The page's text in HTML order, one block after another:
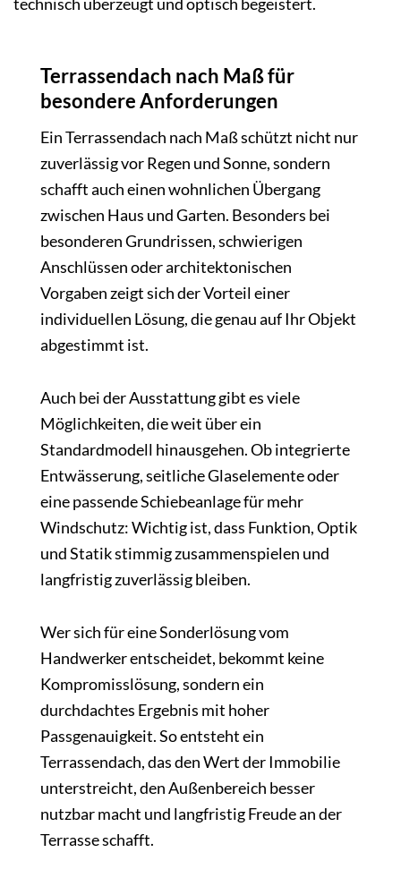
Terrassendach nach Maß für
besondere Anforderungen
Ein Terrassendach nach Maß schützt nicht nur
zuverlässig vor Regen und Sonne, sondern
schafft auch einen wohnlichen Übergang
zwischen Haus und Garten. Besonders bei
besonderen Grundrissen, schwierigen
Anschlüssen oder architektonischen
Vorgaben zeigt sich der Vorteil einer
individuellen Lösung, die genau auf Ihr Objekt
abgestimmt ist.
Auch bei der Ausstattung gibt es viele
Möglichkeiten, die weit über ein
Standardmodell hinausgehen. Ob integrierte
Entwässerung, seitliche Glaselemente oder
eine passende Schiebeanlage für mehr
Windschutz: Wichtig ist, dass Funktion, Optik
und Statik stimmig zusammenspielen und
langfristig zuverlässig bleiben.
Wer sich für eine Sonderlösung vom
Handwerker entscheidet, bekommt keine
Kompromisslösung, sondern ein
durchdachtes Ergebnis mit hoher
Passgenauigkeit. So entsteht ein
Terrassendach, das den Wert der Immobilie
unterstreicht, den Außenbereich besser
nutzbar macht und langfristig Freude an der
Terrasse schafft.